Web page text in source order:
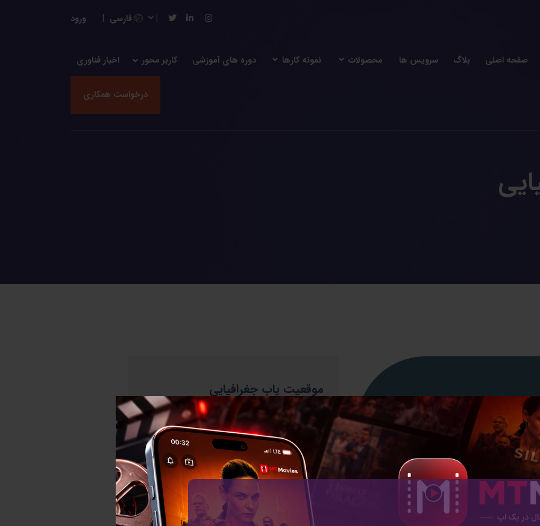
فارسی ورود
صفحه اصلی بلاگ سرویس ها محصولات نمونه کارها دوره های آموزشی کاربر محور اخبار فناوری
درخواست همکاری
موقعیت یاب جغرافیایی
نام مشتری :میلاد مصطفایی
:برنامه نویسی اندروید
تاریخ شروع :
May 14, 2019
تاریخ پایان Jul 25, 2019
وضعیت تکمیل شده